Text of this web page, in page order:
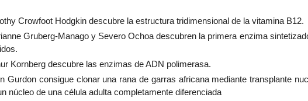
Crowfoot Hodgkin descubre la estructura tridimensional de la vitamina B12.
Gruberg-Manago y Severo Ochoa descubren la primera enzima
Kornberg descubre las enzimas de ADN polimerasa.
Gurdon consigue clonar una rana de garras africana mediante transplante
núcleo de una célula adulta completamente diferenciada